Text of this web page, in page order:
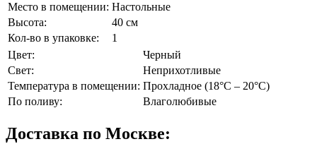
Место в помещении: Настольные
Высота:
40 см
Кол-во в упаковке:
1
Цвет:
Черный
Свет:
Неприхотливые
Температура в помещении: Прохладное (18°C – 20°C)
По поливу:
Влаголюбивые
Доставка по Москве: